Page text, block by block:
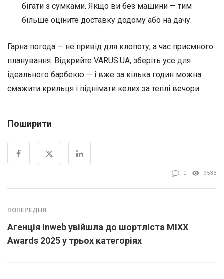
бігати з сумками. Якщо ви без машини — тим
більше оціните доставку додому або на дачу.
Гарна погода — не привід для клопоту, а час приємного
планування. Відкрийте VARUS.UA, зберіть усе для
ідеального барбекю — і вже за кілька годин можна
смажити крильця і піднімати келих за теплі вечори.
Поширити
0 9533
ПОПЕРЕДНЯ
Агенція Inweb увійшла до шортліста MIXX
Awards 2025 у трьох категоріях